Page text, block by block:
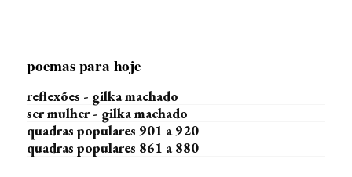
poemas para hoje
reflexões - gilka machado
ser mulher - gilka machado
quadras populares 901 a 920
quadras populares 861 a 880